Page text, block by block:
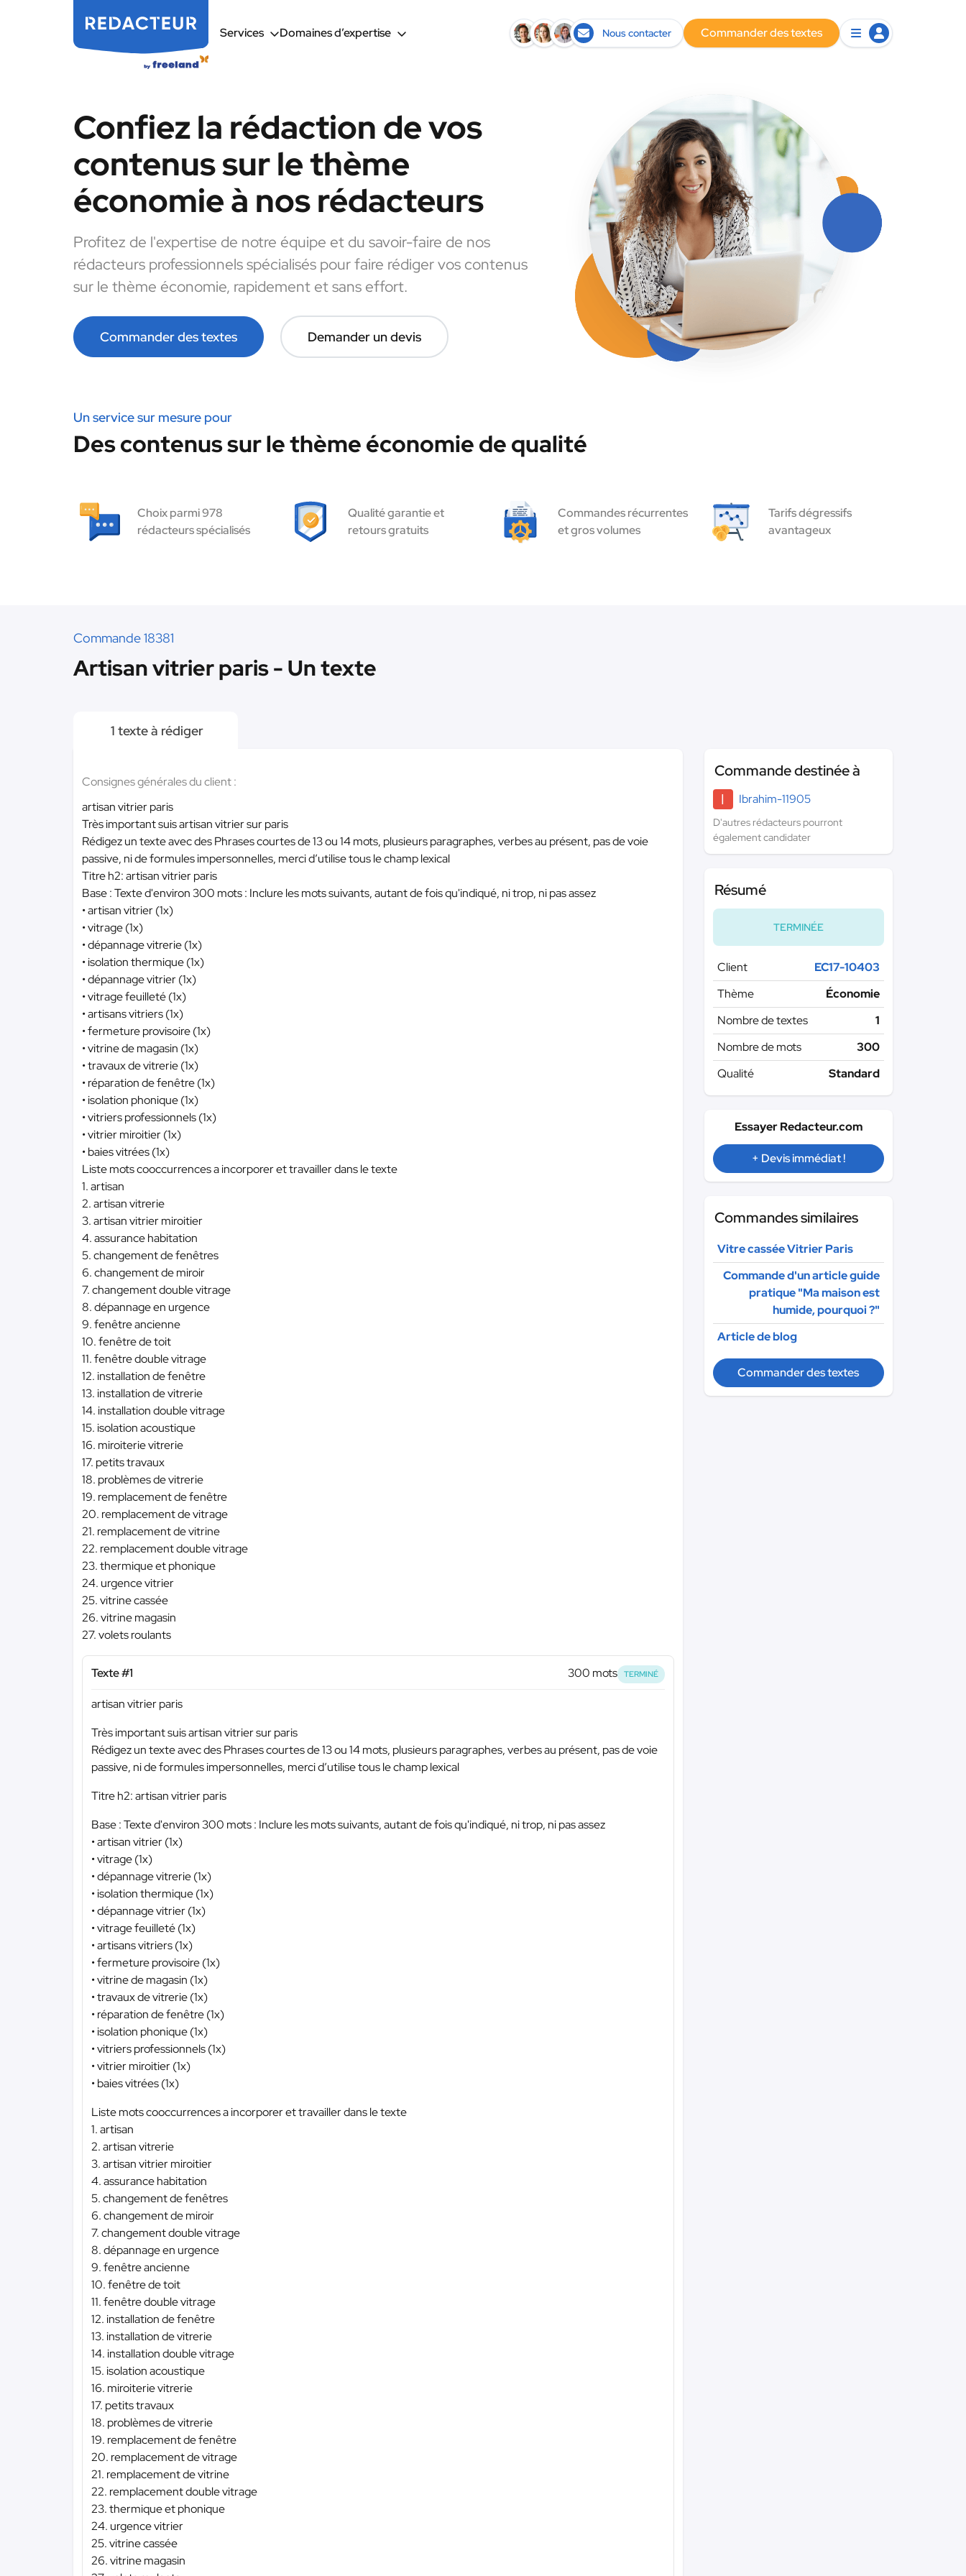
Services Domaines d’expertise Nous contacter Commander des textes
Confiez la rédaction de vos
contenus sur le thème
économie à nos rédacteurs
Profitez de l'expertise de notre équipe et du savoir-faire de nos
rédacteurs professionnels spécialisés pour faire rédiger vos contenus
sur le thème économie, rapidement et sans effort.
Commander des textes Demander un devis
Un service sur mesure pour
Des contenus sur le thème économie de qualité
Choix parmi 978
rédacteurs spécialisés
Qualité garantie et
retours gratuits
Commandes récurrentes
et gros volumes
Tarifs dégressifs
avantageux
Commande 18381
Artisan vitrier paris - Un texte
1 texte à rédiger
Consignes générales du client :
artisan vitrier paris
Très important suis artisan vitrier sur paris
Rédigez un texte avec des Phrases courtes de 13 ou 14 mots, plusieurs paragraphes, verbes au présent, pas de voie
passive, ni de formules impersonnelles, merci d’utilise tous le champ lexical
Titre h2: artisan vitrier paris
Base : Texte d'environ 300 mots : Inclure les mots suivants, autant de fois qu'indiqué, ni trop, ni pas assez
• artisan vitrier (1x)
• vitrage (1x)
• dépannage vitrerie (1x)
• isolation thermique (1x)
• dépannage vitrier (1x)
• vitrage feuilleté (1x)
• artisans vitriers (1x)
• fermeture provisoire (1x)
• vitrine de magasin (1x)
• travaux de vitrerie (1x)
• réparation de fenêtre (1x)
• isolation phonique (1x)
• vitriers professionnels (1x)
• vitrier miroitier (1x)
• baies vitrées (1x)
Liste mots cooccurrences a incorporer et travailler dans le texte
1. artisan
2. artisan vitrerie
3. artisan vitrier miroitier
4. assurance habitation
5. changement de fenêtres
6. changement de miroir
7. changement double vitrage
8. dépannage en urgence
9. fenêtre ancienne
10. fenêtre de toit
11. fenêtre double vitrage
12. installation de fenêtre
13. installation de vitrerie
14. installation double vitrage
15. isolation acoustique
16. miroiterie vitrerie
17. petits travaux
18. problèmes de vitrerie
19. remplacement de fenêtre
20. remplacement de vitrage
21. remplacement de vitrine
22. remplacement double vitrage
23. thermique et phonique
24. urgence vitrier
25. vitrine cassée
26. vitrine magasin
27. volets roulants
Texte #1 300 mots TERMINÉ
artisan vitrier paris
Très important suis artisan vitrier sur paris
Rédigez un texte avec des Phrases courtes de 13 ou 14 mots, plusieurs paragraphes, verbes au présent, pas de voie
passive, ni de formules impersonnelles, merci d’utilise tous le champ lexical
Titre h2: artisan vitrier paris
Base : Texte d'environ 300 mots : Inclure les mots suivants, autant de fois qu'indiqué, ni trop, ni pas assez
• artisan vitrier (1x)
• vitrage (1x)
• dépannage vitrerie (1x)
• isolation thermique (1x)
• dépannage vitrier (1x)
• vitrage feuilleté (1x)
• artisans vitriers (1x)
• fermeture provisoire (1x)
• vitrine de magasin (1x)
• travaux de vitrerie (1x)
• réparation de fenêtre (1x)
• isolation phonique (1x)
• vitriers professionnels (1x)
• vitrier miroitier (1x)
• baies vitrées (1x)
Liste mots cooccurrences a incorporer et travailler dans le texte
1. artisan
2. artisan vitrerie
3. artisan vitrier miroitier
4. assurance habitation
5. changement de fenêtres
6. changement de miroir
7. changement double vitrage
8. dépannage en urgence
9. fenêtre ancienne
10. fenêtre de toit
11. fenêtre double vitrage
12. installation de fenêtre
13. installation de vitrerie
14. installation double vitrage
15. isolation acoustique
16. miroiterie vitrerie
17. petits travaux
18. problèmes de vitrerie
19. remplacement de fenêtre
20. remplacement de vitrage
21. remplacement de vitrine
22. remplacement double vitrage
23. thermique et phonique
24. urgence vitrier
25. vitrine cassée
26. vitrine magasin
Commande destinée à
I
Ibrahim-11905
D'autres rédacteurs pourront
également candidater
Résumé
TERMINÉE
Client
EC17-10403
Thème
Économie
Nombre de textes
1
Nombre de mots
300
Qualité
Standard
Essayer Redacteur.com
+ Devis immédiat !
Commandes similaires
Vitre cassée Vitrier Paris
Commande d'un article guide
pratique "Ma maison est
humide, pourquoi ?"
Article de blog
Commander des textes